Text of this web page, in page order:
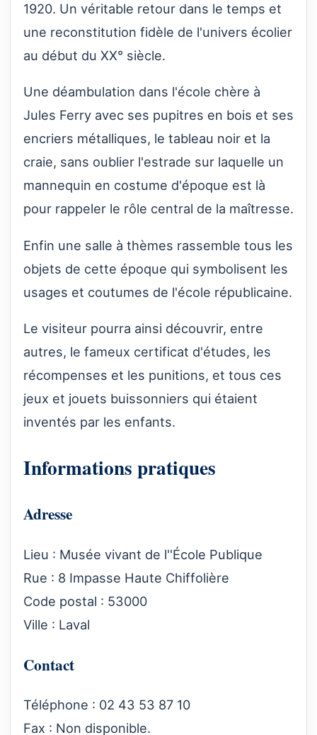
1920. Un véritable retour dans le temps et
une reconstitution fidèle de l'univers écolier
au début du XX° siècle.
Une déambulation dans l'école chère à
Jules Ferry avec ses pupitres en bois et ses
encriers métalliques, le tableau noir et la
craie, sans oublier l'estrade sur laquelle un
mannequin en costume d'époque est là
pour rappeler le rôle central de la maîtresse.
Enfin une salle à thèmes rassemble tous les
objets de cette époque qui symbolisent les
usages et coutumes de l'école républicaine.
Le visiteur pourra ainsi découvrir, entre
autres, le fameux certificat d'études, les
récompenses et les punitions, et tous ces
jeux et jouets buissonniers qui étaient
inventés par les enfants.
Informations pratiques
Adresse
Lieu : Musée vivant de l''École Publique
Rue : 8 Impasse Haute Chiffolière
Code postal : 53000
Ville : Laval
Contact
Téléphone : 02 43 53 87 10
Fax : Non disponible.